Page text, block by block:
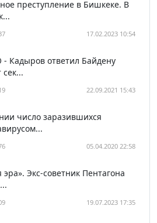
преступление в Бишкеке. В
17.02.2023 10:54
Кадыров ответил Байдену
сек...
22.09.2021 15:43
число заразившихся
05.04.2020 22:58
эра». Экс-советник Пентагона
19.07.2023 17:35